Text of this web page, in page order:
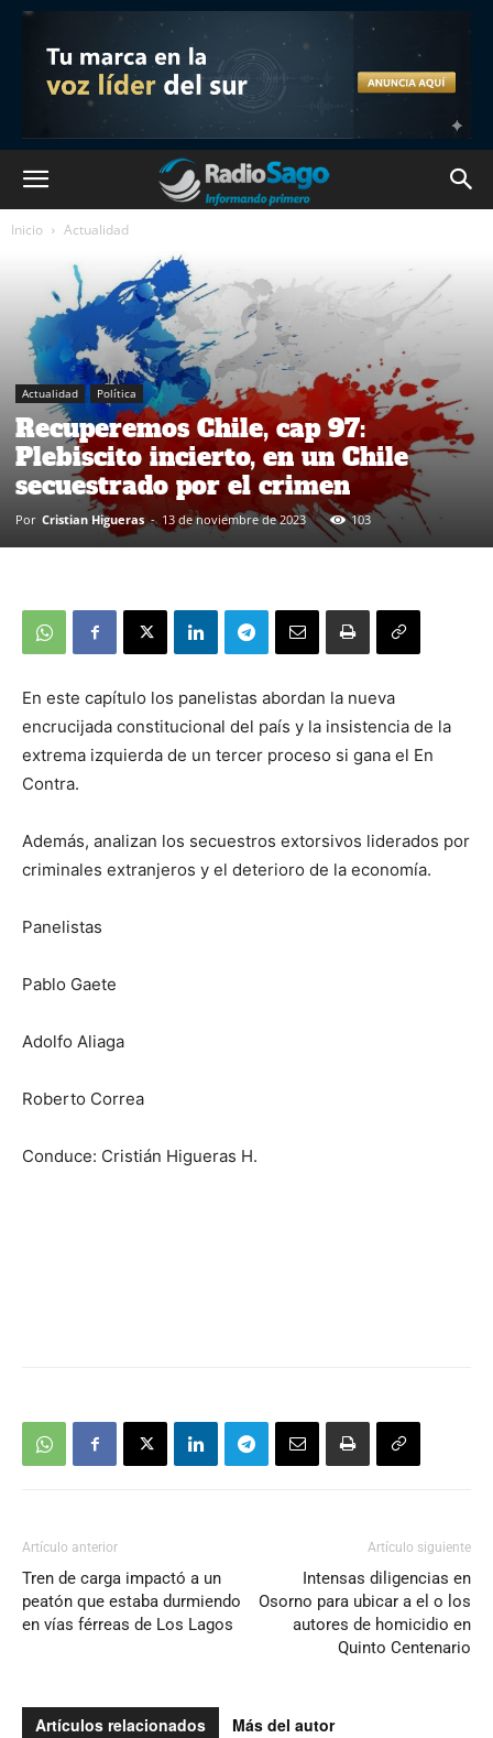
Inicio Actualidad
Actualidad Política
Recuperemos Chile, cap 97:
Plebiscito incierto, en un Chile
secuestrado por el crimen
Por Cristian Higueras - 13 de noviembre de 2023 103
En este capítulo los panelistas abordan la nueva
encrucijada constitucional del país y la insistencia de la
extrema izquierda de un tercer proceso si gana el En
Contra.
Además, analizan los secuestros extorsivos liderados por
criminales extranjeros y el deterioro de la economía.
Panelistas
Pablo Gaete
Adolfo Aliaga
Roberto Correa
Conduce: Cristián Higueras H.
Artículo anterior
Tren de carga impactó a un
peatón que estaba durmiendo
en vías férreas de Los Lagos
Artículo siguiente
Intensas diligencias en
Osorno para ubicar a el o los
autores de homicidio en
Quinto Centenario
Artículos relacionados Más del autor